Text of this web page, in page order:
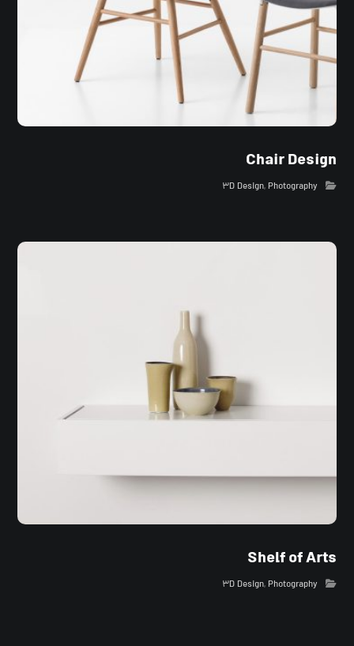
Chair Design
۳D Design, Photography
Shelf of Arts
۳D Design, Photography